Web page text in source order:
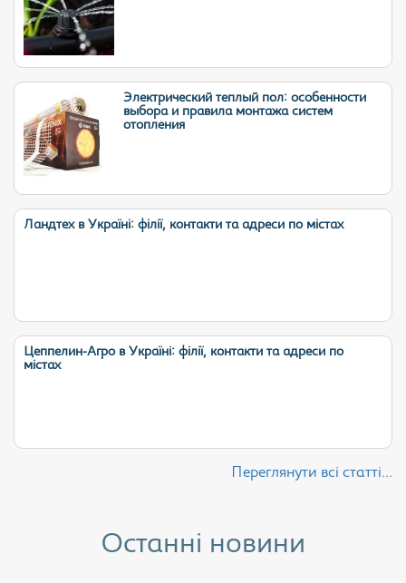
Электрический теплый пол: особенности
выбора и правила монтажа систем
отопления
Ландтех в Україні: філії, контакти та адреси по містах
Цеппелин-Агро в Україні: філії, контакти та адреси по
містах
Переглянути всі статті...
Останні новини